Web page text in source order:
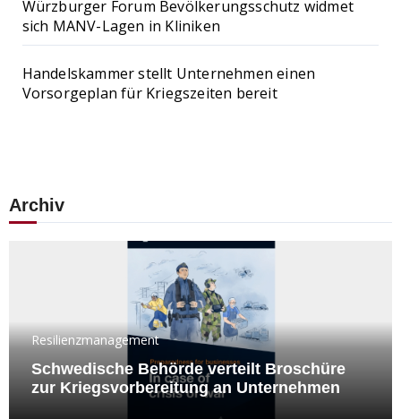
Würzburger Forum Bevölkerungsschutz widmet
sich MANV-Lagen in Kliniken
Handelskammer stellt Unternehmen einen
Vorsorgeplan für Kriegszeiten bereit
Archiv
Resilienzmanagement
Schwedische Behörde verteilt Broschüre
zur Kriegsvorbereitung an Unternehmen